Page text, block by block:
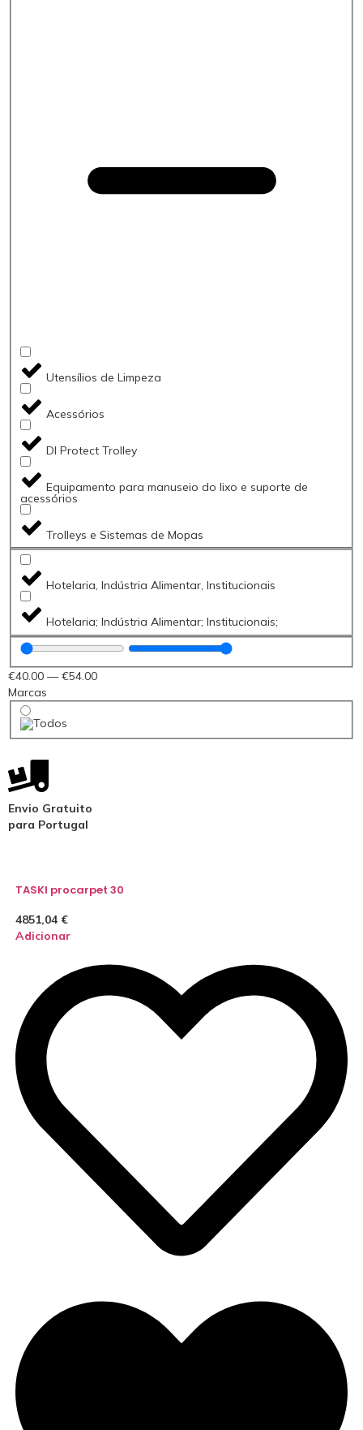
Utensílios de Limpeza
Acessórios
DI Protect Trolley
Equipamento para manuseio do lixo e suporte de
acessórios
Trolleys e Sistemas de Mopas
Hotelaria, Indústria Alimentar, Institucionais
Hotelaria; Indústria Alimentar; Institucionais;
€40.00 —€54.00
Marcas
Envio Gratuito
para Portugal
TASKI procarpet 30
4851,04 €
Adicionar